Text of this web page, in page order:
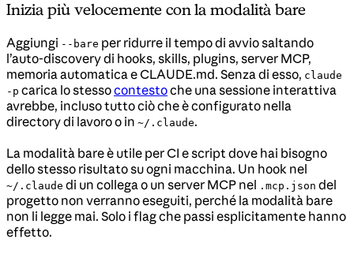
Inizia più velocemente con la modalità bare
Aggiungi --bare per ridurre il tempo di avvio saltando
l’auto-discovery di hooks, skills, plugins, server MCP,
memoria automatica e CLAUDE.md. Senza di esso, claude
-p carica lo stessocontestoche una sessione interattiva
avrebbe, incluso tutto ciò che è configurato nella
directory di lavoro o in ~/.claude.
La modalità bare è utile per CI e script dove hai bisogno
dello stesso risultato su ogni macchina. Un hook nel
~/.claude di un collega o un server MCP nel .mcp.json del
progetto non verranno eseguiti, perché la modalità bare
non li legge mai. Solo i flag che passi esplicitamente hanno
effetto.